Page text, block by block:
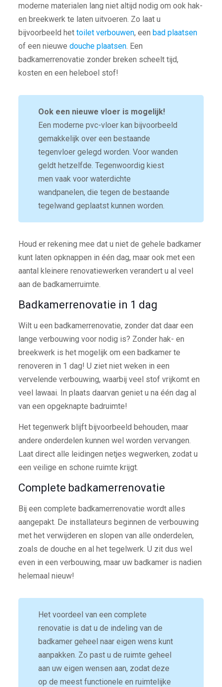
moderne materialen lang niet altijd nodig om ook hak-
en breekwerk te laten uitvoeren. Zo laat u
bijvoorbeeld het toilet verbouwen, een bad plaatsen
of een nieuwe douche plaatsen. Een
badkamerrenovatie zonder breken scheelt tijd,
kosten en een heleboel stof!
Ook een nieuwe vloer is mogelijk!
Een moderne pvc-vloer kan bijvoorbeeld
gemakkelijk over een bestaande
tegenvloer gelegd worden. Voor wanden
geldt hetzelfde. Tegenwoordig kiest
men vaak voor waterdichte
wandpanelen, die tegen de bestaande
tegelwand geplaatst kunnen worden.
Houd er rekening mee dat u niet de gehele badkamer
kunt laten opknappen in één dag, maar ook met een
aantal kleinere renovatiewerken verandert u al veel
aan de badkamerruimte.
Badkamerrenovatie in 1 dag
Wilt u een badkamerrenovatie, zonder dat daar een
lange verbouwing voor nodig is? Zonder hak- en
breekwerk is het mogelijk om een badkamer te
renoveren in 1 dag! U ziet niet weken in een
vervelende verbouwing, waarbij veel stof vrijkomt en
veel lawaai. In plaats daarvan geniet u na één dag al
van een opgeknapte badruimte!
Het tegenwerk blijft bijvoorbeeld behouden, maar
andere onderdelen kunnen wel worden vervangen.
Laat direct alle leidingen netjes wegwerken, zodat u
een veilige en schone ruimte krijgt.
Complete badkamerrenovatie
Bij een complete badkamerrenovatie wordt alles
aangepakt. De installateurs beginnen de verbouwing
met het verwijderen en slopen van alle onderdelen,
zoals de douche en al het tegelwerk. U zit dus wel
even in een verbouwing, maar uw badkamer is nadien
helemaal nieuw!
Het voordeel van een complete
renovatie is dat u de indeling van de
badkamer geheel naar eigen wens kunt
aanpakken. Zo past u de ruimte geheel
aan uw eigen wensen aan, zodat deze
op de meest functionele en ruimtelijke